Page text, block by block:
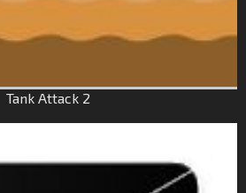
Tank Attack 2